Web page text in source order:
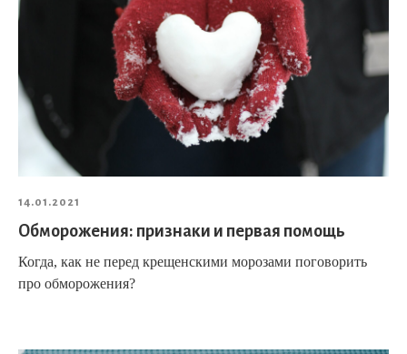
14.01.2021
Обморожения: признаки и первая помощь
Когда, как не перед крещенскими морозами поговорить
про обморожения?